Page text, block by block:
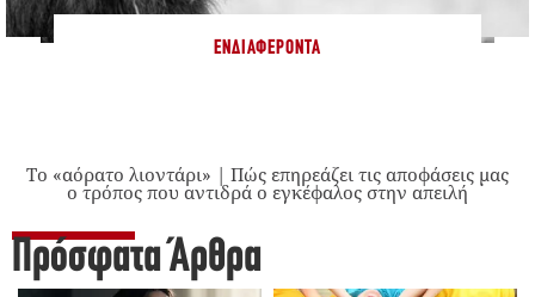
ΕΝΔΙΑΦΈΡΟΝΤΑ
Το «αόρατο λιοντάρι» | Πώς επηρεάζει τις αποφάσεις μας
ο τρόπος που αντιδρά ο εγκέφαλος στην απειλή
Πρόσφατα Άρθρα